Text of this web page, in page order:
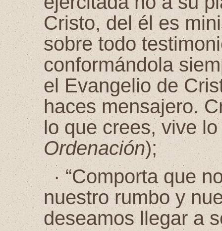
Cristo, del él es
sobre todo
conformándola
el Evangelio de
haces mensajero.
lo que crees, vive
Ordenación);
· “Comporta que
nuestro rumbo y
deseamos llegar a